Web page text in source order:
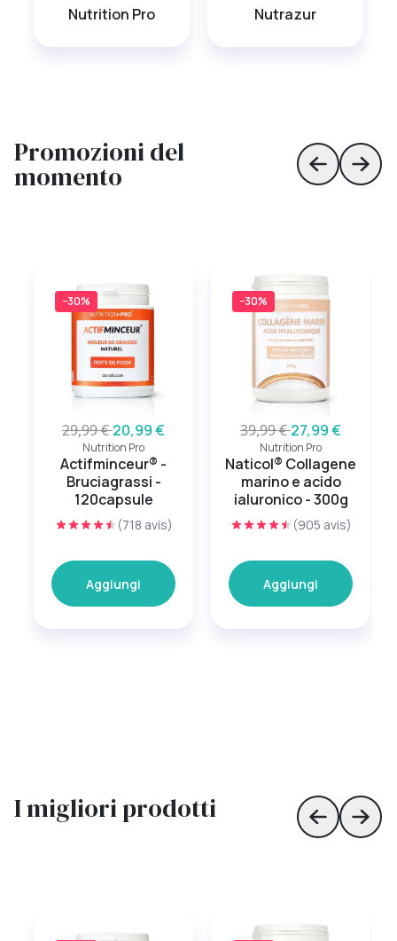
Nutrition Pro Nutrazur
Promozioni del
momento Skip toSkip
−30%
29,99 €20,99 €
Nutrition Pro
Actifminceur® -
Bruciagrassi -
120capsule
(718 avis)
Aggiungi
−30%
39,99 €27,99 €
Nutrition Pro
Naticol® Collagene
marino e acido
ialuronico - 300g
(905 avis)
Aggiungi
I migliori prodotti
Skip toSkip